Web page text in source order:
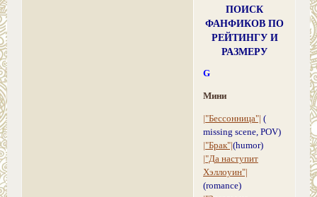
ПОИСК
ФАНФИКОВ ПО
РЕЙТИНГУ И
РАЗМЕРУ
G
Мини
|"Бессонница"| (
missing scene, POV)
|"Брак"| (humor)
|"Да наступит
Хэллоуин"|
(romance)